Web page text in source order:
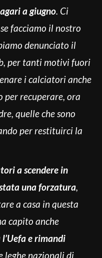
a giugno. Ci
facciamo il nostro
denunciato il
per tanti motivi fuori
i calciatori anche
per recuperare, ora
quelle che sono
per restituirci la
a scendere in
una forzatura,
a casa in questa
capito anche
e rimandi
leghe nazionali di